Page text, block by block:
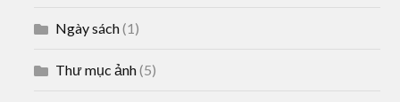
Ngày sách(1)
Thư mục ảnh(5)